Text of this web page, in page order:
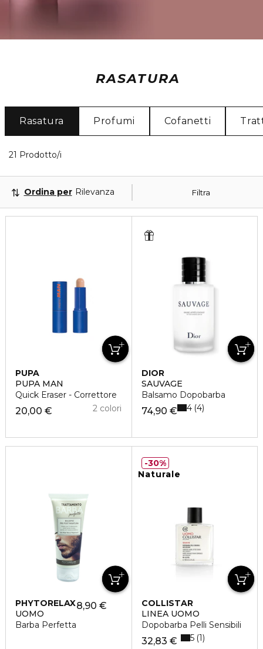
RASATURA
Rasatura Profumi Cofanetti
21 Prodotto/i
Filtra
Ordina per Rilevanza
PUPA
PUPA MAN
Quick Eraser - Correttore
20,00 € 2 colori
DIOR
SAUVAGE
Balsamo Dopobarba
74,90 € 4 4
PHYTORELAX
UOMO
Barba Perfetta
8,90 €
Naturale
COLLISTAR
LINEA UOMO
Dopobarba Pelli Sensibili
32,83 €
5 1
30%